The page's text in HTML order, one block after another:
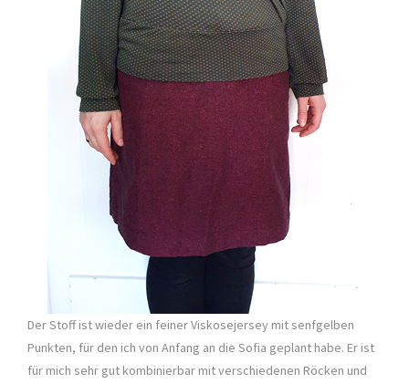
Der Stoff ist wieder ein feiner Viskosejersey mit senfgelben
Punkten, für den ich von Anfang an die Sofia geplant habe. Er ist
für mich sehr gut kombinierbar mit verschiedenen Röcken und